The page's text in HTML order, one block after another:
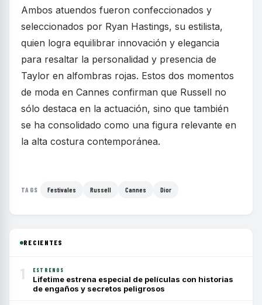
Ambos atuendos fueron confeccionados y
seleccionados por Ryan Hastings, su estilista,
quien logra equilibrar innovación y elegancia
para resaltar la personalidad y presencia de
Taylor en alfombras rojas. Estos dos momentos
de moda en Cannes confirman que Russell no
sólo destaca en la actuación, sino que también
se ha consolidado como una figura relevante en
la alta costura contemporánea.
TAGS Festivales Russell Cannes Dior
RECIENTES
1 ESTRENOS
Lifetime estrena especial de películas con historias
de engaños y secretos peligrosos